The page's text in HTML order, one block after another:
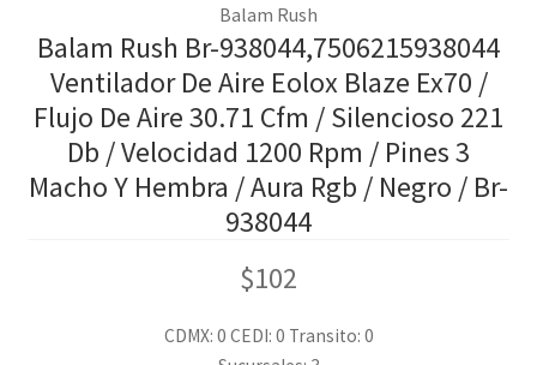
Balam Rush
Balam Rush Br-938044,7506215938044
Ventilador De Aire Eolox Blaze Ex70 /
Flujo De Aire 30.71 Cfm / Silencioso 221
Db / Velocidad 1200 Rpm / Pines 3
Macho Y Hembra / Aura Rgb / Negro / Br-
938044
$102
CDMX: 0 CEDI: 0 Transito: 0